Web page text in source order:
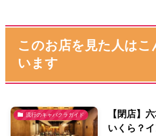
このお店を見た人はこ
います
流行のキャバクラガイド
【閉店】
いくら？